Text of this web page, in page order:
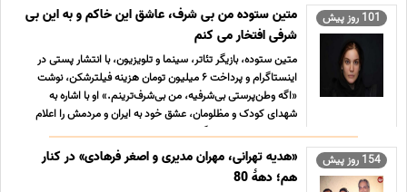
101 روز پیش
متین ستوده من بی شرف، عاشق این خاکم و به این بی
شرفی افتخار می کنم
متین ستوده، بازیگر تئاتر، سینما و تلویزیون، با انتشار پستی در
اینستاگرام و پرداخت ۶ میلیون تومان هزینه فیلترشکن، نوشت
«اگه وطن‌پرستی بی‌شرفیه، من بی‌شرف‌ترینم.» او با اشاره به
شهدای کودک و مظلومان، عشق خود به ایران و مردمش را اعلام
کرد. متین ستوده بازیگر تئاتر، سینما و تلویزیون، ...
154 روز پیش
«هدیه تهرانی، مهران مدیری و اصغر فرهادی» در کنار
هم؛ دهۀ 80